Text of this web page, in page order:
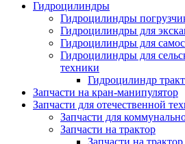
Гидроцилиндры
Гидроцилиндры
Гидроцилиндры для
Гидроцилиндры для
Гидроцилиндры для
техники
Гидроцилиндр
Запчасти на кран-манипулятор
Запчасти для отечественной
Запчасти для
Запчасти на трактор
Запчасти на